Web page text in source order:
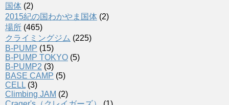
国体 (2)
2015紀の国わかやま国体 (2)
場所 (465)
クライミングジム (225)
B-PUMP (15)
B-PUMP TOKYO (5)
B-PUMP2 (3)
BASE CAMP (5)
CELL (3)
Climbing JAM (2)